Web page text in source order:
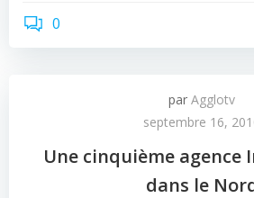
0
par Agglotv
septembre 16,
Une cinquième agence
dans le